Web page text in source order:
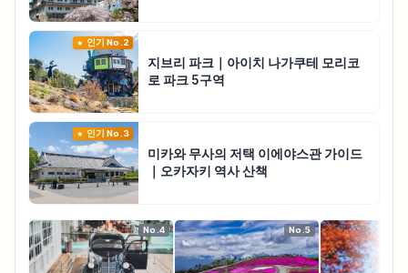
인기 No.2
지브리 파크｜아이치 나가쿠테 모리코
로 파크 5구역
인기 No.3
미카와 무사의 저택 이에야스관 가이드
｜오카자키 역사 산책
No.4 No.5